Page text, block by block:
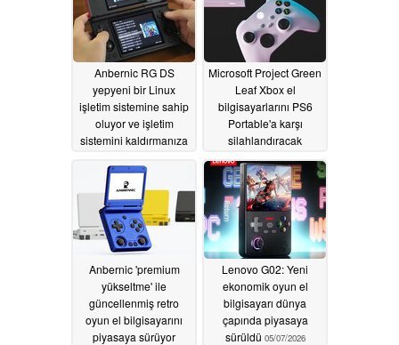
Anbernic RG DS
yepyeni bir Linux
işletim sistemine sahip
oluyor ve işletim
sistemini kaldırmanıza
05/16/2026
Microsoft Project Green
Leaf Xbox el
bilgisayarlarını PS6
Portable'a karşı
silahlandıracak
05/09/2026
Anbernic 'premium
yükseltme' ile
güncellenmiş retro
oyun el bilgisayarını
piyasaya sürüyor
Lenovo G02: Yeni
ekonomik oyun el
bilgisayarı dünya
çapında piyasaya
sürüldü 05/07/2026